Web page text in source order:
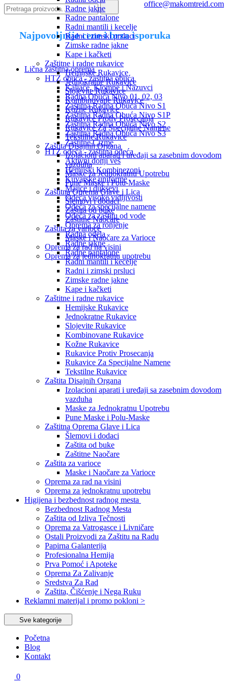
Radne jakne
Radne pantalone
Radni mantili i kecelje
Radni i zimski prsluci
Zimske radne jakne
Kape i kačketi
Zaštitne i radne rukavice
Hemijske Rukavice
Jednokratne Rukavice
Slojevite Rukavice
Kombinovane Rukavice
Kožne Rukavice
Rukavice Protiv Prosecanja
Rukavice Za Specijalne Namene
Tekstilne Rukavice
Zaštita Disajnih Organa
Izolacioni aparati i uređaji sa zasebnim dovodom
vazduha
Maske za Jednokratnu Upotrebu
Pune Maske i Polu-Maske
Zaštitna Oprema Glave i Lica
Šlemovi i dodaci
Zaštita od buke
Zaštitne Naočare
Zaštita za varioce
Maske i Naočare za Varioce
Oprema za rad na visini
Oprema za jednokratnu upotrebu
office@makomtreid.com
Najpovoljnije cene i brza isporuka
Lična zaštitna oprema
HTZ obuća - zaštitna obuća
Kaljače, Klompe i Nazuvci
Radna Obuća Nivo 01, 02, 03
Zaštitna Radna Obuća Nivo S1
Zaštitna Radna Obuća Nivo S1P
Zaštitna Radna Obuća Nivo S2
Zaštitna Radna Obuća Nivo S3
Zaštitne Čizme
HTZ odeća - zaštitna odeća
Aktivni donji veš
Hemijski Kombinezoni
Kuvarske uniforme
Majice i duksevi
Odeća visoke vidljivosti
Odeća za specijalne namene
Odeća za zaštitu od vode
Oprema za ronjenje
Radna odela
Radne jakne
Radne pantalone
Radni mantili i kecelje
Radni i zimski prsluci
Zimske radne jakne
Kape i kačketi
Zaštitne i radne rukavice
Hemijske Rukavice
Jednokratne Rukavice
Slojevite Rukavice
Kombinovane Rukavice
Kožne Rukavice
Rukavice Protiv Prosecanja
Rukavice Za Specijalne Namene
Tekstilne Rukavice
Zaštita Disajnih Organa
Izolacioni aparati i uređaji sa zasebnim dovodom
vazduha
Maske za Jednokratnu Upotrebu
Pune Maske i Polu-Maske
Zaštitna Oprema Glave i Lica
Šlemovi i dodaci
Zaštita od buke
Zaštitne Naočare
Zaštita za varioce
Maske i Naočare za Varioce
Oprema za rad na visini
Oprema za jednokratnu upotrebu
Higijena i bezbednost radnog mesta
Bezbednost Radnog Mesta
Zaštita od Izliva Tečnosti
Oprema za Vatrogasce i Livničare
Ostali Proizvodi za Zaštitu na Radu
Papirna Galanterija
Profesionalna Hemija
Prva Pomoć i Apoteke
Oprema Za Zalivanje
Sredstva Za Rad
Zaštita, Čišćenje i Nega Ruku
Reklamni materijal i promo pokloni >
Sve kategorije
Početna
Blog
Kontakt
0